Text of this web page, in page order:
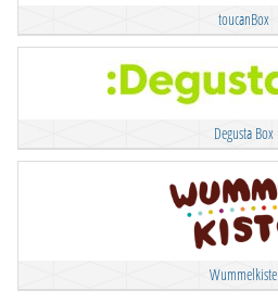
toucanBox
Degusta Box
Wummelkiste